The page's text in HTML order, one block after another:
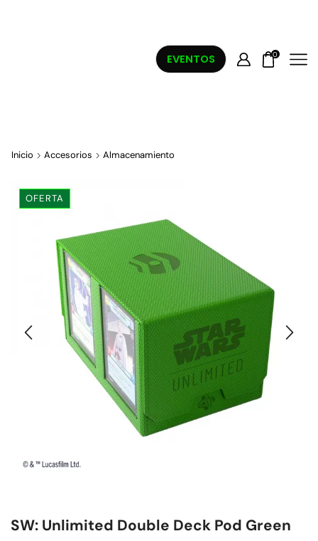
EVENTOS 0
Inicio Accesorios Almacenamiento
OFERTA
SW: Unlimited Double Deck Pod Green